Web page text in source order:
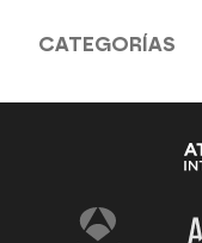
CATEGORÍAS
Antena 3
Tu cara me